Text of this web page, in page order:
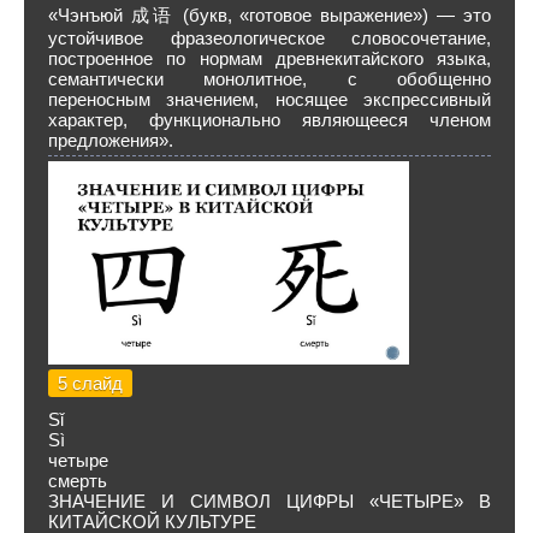
«Чэнъюй 成语 (букв, «готовое выражение») — это
устойчивое фразеологическое словосочетание,
построенное по нормам древнекитайского языка,
семантически монолитное, с обобщенно
переносным значением, носящее экспрессивный
характер, функционально являющееся членом
предложения».
5 слайд
Sǐ
Sì
четыре
смерть
ЗНАЧЕНИЕ И СИМВОЛ ЦИФРЫ «ЧЕТЫРЕ» В
КИТАЙСКОЙ КУЛЬТУРЕ